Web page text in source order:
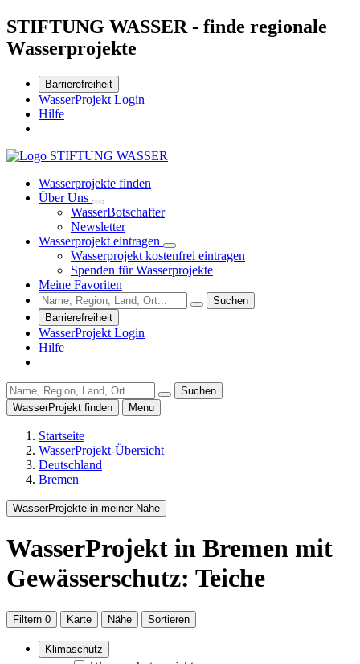
STIFTUNG WASSER - finde regionale
Wasserprojekte
Barrierefreiheit
WasserProjekt Login
Hilfe
Wasserprojekte finden
Über Uns
WasserBotschafter
Newsletter
Wasserprojekt eintragen
Wasserprojekt kostenfrei eintragen
Spenden für Wasserprojekte
Meine Favoriten
Suchen
Barrierefreiheit
WasserProjekt Login
Hilfe
Suchen
WasserProjekt finden
Menu
Startseite
WasserProjekt-Übersicht
Deutschland
Bremen
WasserProjekte in meiner Nähe
WasserProjekt in Bremen mit
Gewässerschutz: Teiche
Filtern 0 Karte Nähe Sortieren
Klimaschutz